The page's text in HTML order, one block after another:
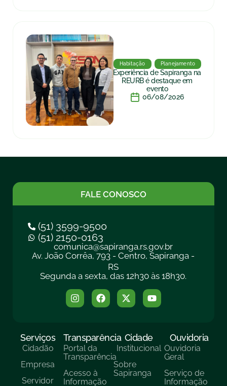
Habitação Planejamento
Experiência de Sapiranga na
REURB é destaque em
evento
06/08/2026
FALE CONOSCO
(51) 3599-9500
(51) 2150-0163
comunica@sapiranga.rs.gov.br
Av. João Corrêa, 793 - Centro, Sapiranga -
RS
Segunda a sexta, das 12h30 às 18h30.
Serviços
Cidadão
Empresa
Servidor
Transparência
Portal da
Transparência
Acesso à
Informação
Cidade
Institucional
Sobre
Sapiranga
Ouvidoria
Ouvidoria
Geral
Serviço de
Informação